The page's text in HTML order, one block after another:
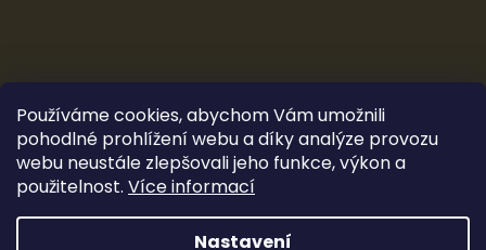
Používáme cookies, abychom Vám umožnili
pohodlné prohlížení webu a díky analýze provozu
webu neustále zlepšovali jeho funkce, výkon a
použitelnost. Více informací
Nastavení
Vytvořil Shoptet&Ludec